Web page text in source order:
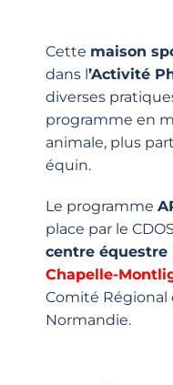
Cette maison
dans l’Activité
diverses
programme en
animale, plus
équin.
Le programme
place par le
centre équestre
Chapelle-
Comité Régional
Normandie.